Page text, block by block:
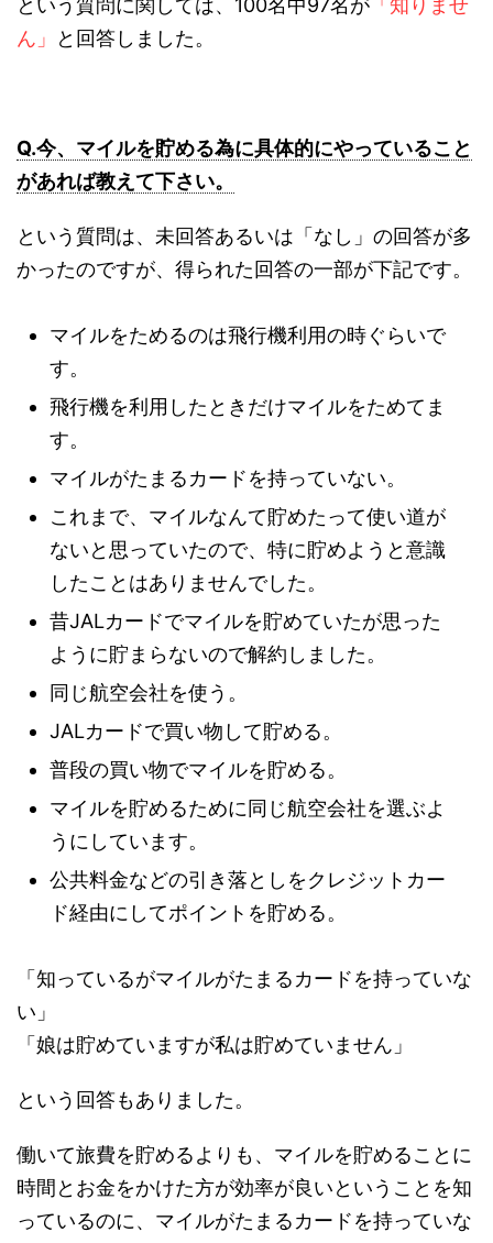
ん」
と回答しました。
Q.今、マイルを貯める為に具体的にやっていること
があれば教えて下さい。
という質問は、未回答あるいは「なし」の回答が多
かったのですが、得られた回答の一部が下記です。
マイルをためるのは飛行機利用の時ぐらいで
す。
飛行機を利用したときだけマイルをためてま
す。
マイルがたまるカードを持っていない。
これまで、マイルなんて貯めたって使い道が
ないと思っていたので、特に貯めようと意識
したことはありませんでした。
昔JALカードでマイルを貯めていたが思った
ように貯まらないので解約しました。
同じ航空会社を使う。
JALカードで買い物して貯める。
普段の買い物でマイルを貯める。
マイルを貯めるために同じ航空会社を選ぶよ
うにしています。
公共料金などの引き落としをクレジットカー
ド経由にしてポイントを貯める。
「知っているがマイルがたまるカードを持っていな
い」
「娘は貯めていますが私は貯めていません」
という回答もありました。
働いて旅費を貯めるよりも、マイルを貯めることに
時間とお金をかけた方が効率が良いということを知
っているのに、マイルがたまるカードを持っていな